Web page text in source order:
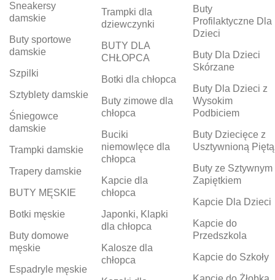
Sneakersy
damskie
Buty sportowe
damskie
Szpilki
Sztyblety damskie
Śniegowce
damskie
Trampki damskie
Trapery damskie
BUTY MĘSKIE
Botki męskie
Buty domowe
męskie
Espadryle męskie
Trampki dla
dziewczynki
BUTY DLA
CHŁOPCA
Botki dla chłopca
Buty zimowe dla
chłopca
Buciki
niemowlęce dla
chłopca
Kapcie dla
chłopca
Japonki, Klapki
dla chłopca
Kalosze dla
chłopca
Buty
Profilaktyczne Dla
Dzieci
Buty Dla Dzieci
Skórzane
Buty Dla Dzieci z
Wysokim
Podbiciem
Buty Dziecięce z
Usztywnioną Piętą
Buty ze Sztywnym
Zapiętkiem
Kapcie Dla Dzieci
Kapcie do
Przedszkola
Kapcie do Szkoły